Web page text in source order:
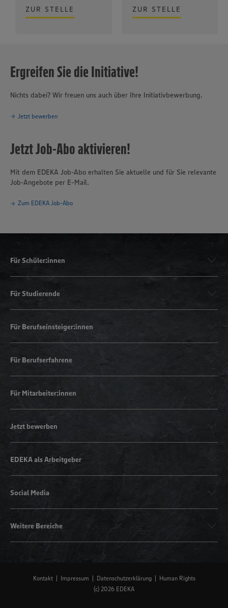
ZUR STELLE ZUR STELLE
Ergreifen Sie die Initiative!
Nichts dabei? Wir freuen uns auch über Ihre Initiativbewerbung.
Jetzt bewerben
Jetzt Job-Abo aktivieren!
Mit dem EDEKA Job-Abo erhalten Sie aktuelle und für Sie relevante
Job-Angebote per E-Mail.
Zum EDEKA Job-Abo
Für Schüler:innen
Für Studierende
Für Berufseinsteiger:innen
Für Berufserfahrene
Für Mitarbeiter:innen
Jetzt bewerben
EDEKA als Arbeitgeber
Social Media
Weitere Bereiche
Kontakt Impressum Datenschutzerklärung
Human Rights
(c) 2026 EDEKA